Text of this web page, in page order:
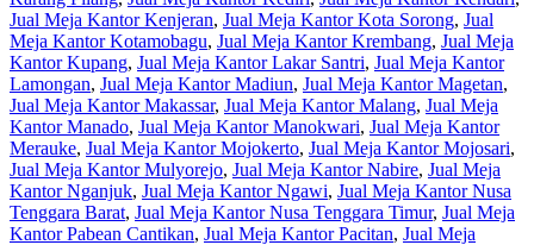
Jual Meja Kantor Kenjeran, Jual Meja Kantor Kota Sorong, Jual
Meja Kantor Kotamobagu, Jual Meja Kantor Krembang, Jual Meja
Kantor Kupang, Jual Meja Kantor Lakar Santri, Jual Meja Kantor
Lamongan, Jual Meja Kantor Madiun, Jual Meja Kantor Magetan,
Jual Meja Kantor Makassar, Jual Meja Kantor Malang, Jual Meja
Kantor Manado, Jual Meja Kantor Manokwari, Jual Meja Kantor
Merauke, Jual Meja Kantor Mojokerto, Jual Meja Kantor Mojosari,
Jual Meja Kantor Mulyorejo, Jual Meja Kantor Nabire, Jual Meja
Kantor Nganjuk, Jual Meja Kantor Ngawi, Jual Meja Kantor Nusa
Tenggara Barat, Jual Meja Kantor Nusa Tenggara Timur, Jual Meja
Kantor Pabean Cantikan, Jual Meja Kantor Pacitan, Jual Meja